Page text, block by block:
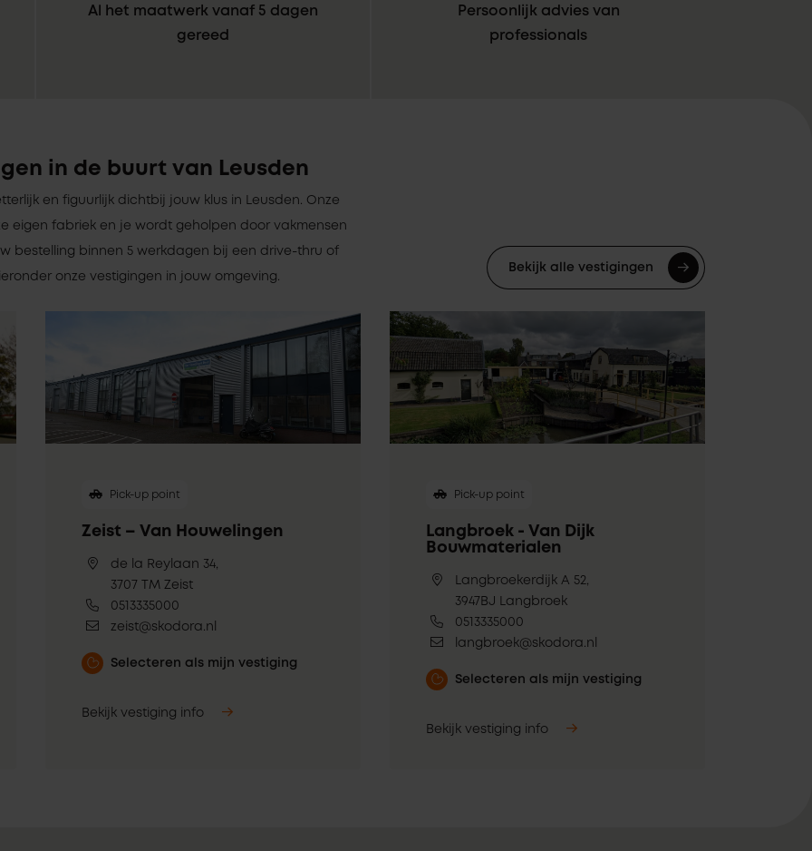
Al het maatwerk vanaf 5 dagen
gereed
Persoonlijk advies van
professionals
in de buurt van Leusden
en figuurlijk dichtbij jouw klus in Leusden. Onze
eigen fabriek en je wordt geholpen door vakmensen
bestelling binnen 5 werkdagen bij een drive-thru of
onze vestigingen in jouw omgeving.
Bekijk alle vestigingen
Pick-up point
Zeist – Van Houwelingen
de la Reylaan 34,
3707 TM Zeist
0513335000
zeist@skodora.nl
Selecteren als mijn vestiging
Bekijk vestiging info
Pick-up point
Langbroek - Van Dijk
Bouwmaterialen
Langbroekerdijk A 52,
3947BJ Langbroek
0513335000
langbroek@skodora.nl
Selecteren als mijn vestiging
Bekijk vestiging info